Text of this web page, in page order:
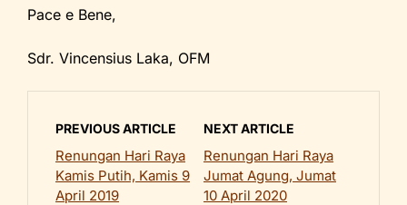
Pace e Bene,
Sdr. Vincensius Laka, OFM
PREVIOUS ARTICLE
Renungan Hari Raya
Kamis Putih, Kamis 9
April 2019
NEXT ARTICLE
Renungan Hari Raya
Jumat Agung, Jumat
10 April 2020